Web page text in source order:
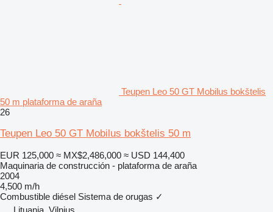
Teupen Leo 50 GT Mobilus bokštelis
50 m plataforma de araña
26
Teupen Leo 50 GT Mobilus bokštelis 50 m
EUR 125,000 ≈ MX$2,486,000 ≈ USD 144,400
Maquinaria de construcción - plataforma de araña
2004
4,500 m/h
Combustible diésel Sistema de orugas ✓
Lituania, Vilnius